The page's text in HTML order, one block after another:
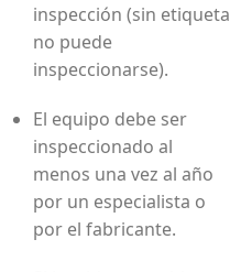
inspección (sin etiqueta
no puede
inspeccionarse).
El equipo debe ser
inspeccionado al
menos una vez al año
por un especialista o
por el fabricante.